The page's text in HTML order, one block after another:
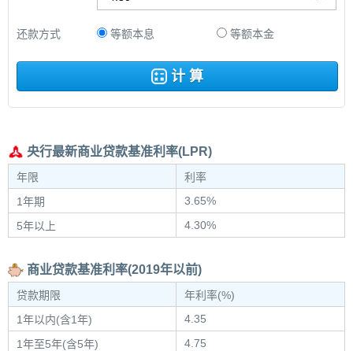
还款方式 等额本息 等额本金
计 算
央行最新商业贷款基准利率(LPR)
年限
利率
1年期
3.65%
5年以上
4.30%
商业贷款基准利率(2019年以前)
贷款期限
年利率(%)
1年以内(含1年)
4.35
1年至5年(含5年)
4.75